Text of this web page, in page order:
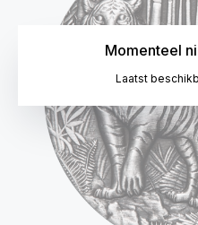
Momenteel
Laatst